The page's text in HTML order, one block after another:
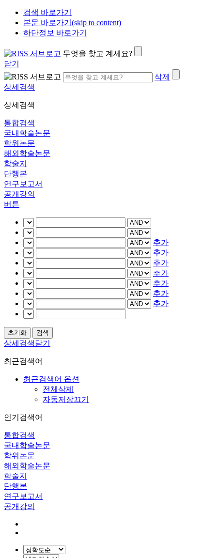
검색 바로가기
본문 바로가기(skip to content)
하단정보 바로가기
무엇을 찾고 계세요?
닫기
삭제
상세검색
상세검색
통합검색
국내학술논문
학위논문
해외학술논문
학술지
단행본
연구보고서
공개강의
버튼
추가
추가
추가
추가
추가
추가
추가
상세검색닫기
최근검색어
최근검색어 옵션
전체삭제
자동저장끄기
인기검색어
통합검색
국내학술논문
학위논문
해외학술논문
학술지
단행본
연구보고서
공개강의